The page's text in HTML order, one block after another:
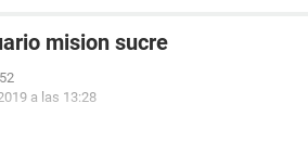
mision sucre
a las 13:28